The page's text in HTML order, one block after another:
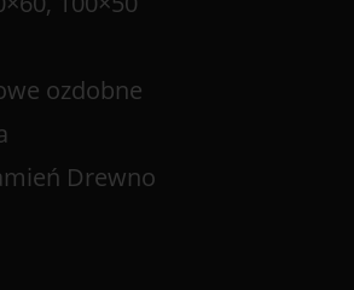
ozdobne
Drewno